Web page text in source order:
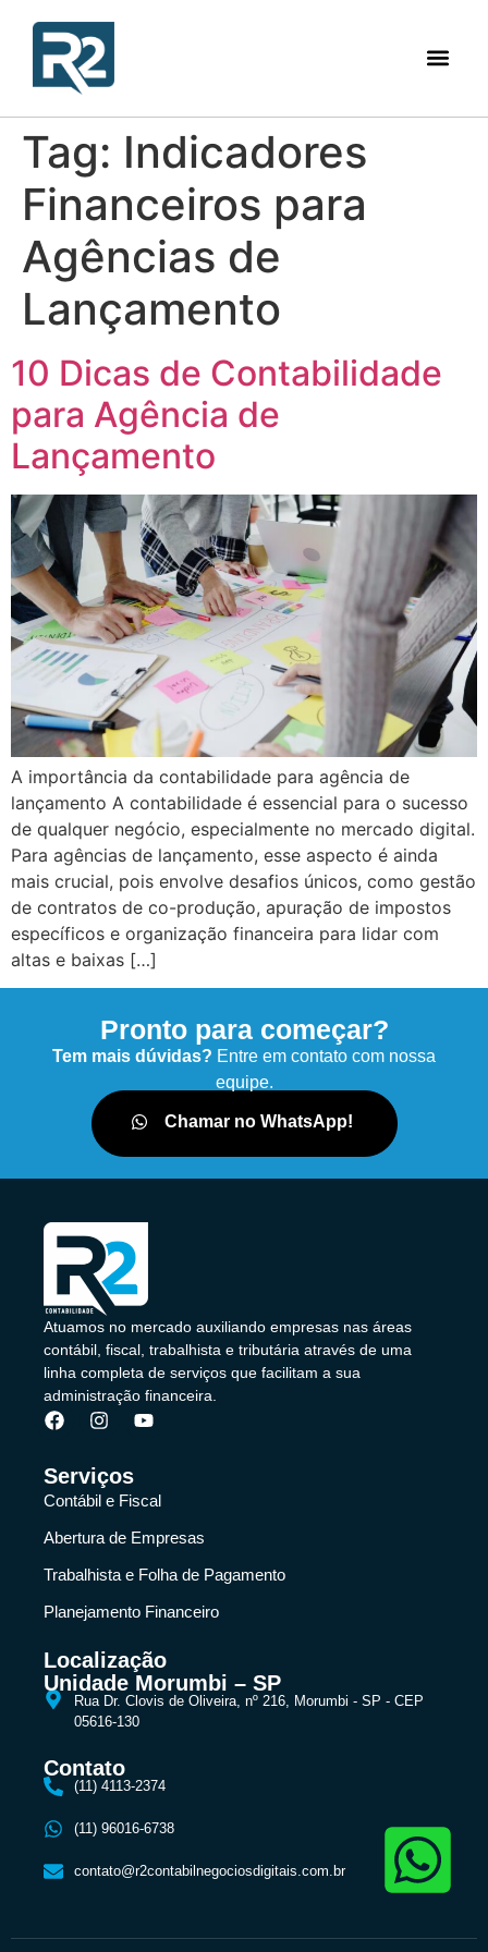
Tag: Indicadores
Financeiros para
Agências de
Lançamento
10 Dicas de Contabilidade
para Agência de
Lançamento
A importância da contabilidade para agência de
lançamento A contabilidade é essencial para o sucesso
de qualquer negócio, especialmente no mercado digital.
Para agências de lançamento, esse aspecto é ainda
mais crucial, pois envolve desafios únicos, como gestão
de contratos de co-produção, apuração de impostos
específicos e organização financeira para lidar com
altas e baixas […]
Pronto para começar?
Tem mais dúvidas? Entre em contato com nossa
equipe.
Chamar no WhatsApp!
Atuamos no mercado auxiliando empresas nas áreas
contábil, fiscal, trabalhista e tributária através de uma
linha completa de serviços que facilitam a sua
administração financeira.
Serviços
Contábil e Fiscal
Abertura de Empresas
Trabalhista e Folha de Pagamento
Planejamento Financeiro
Localização
Unidade Morumbi – SP
Rua Dr. Clovis de Oliveira, nº 216, Morumbi - SP - CEP
05616-130
Contato
(11) 4113-2374
(11) 96016-6738
contato@r2contabilnegociosdigitais.com.br